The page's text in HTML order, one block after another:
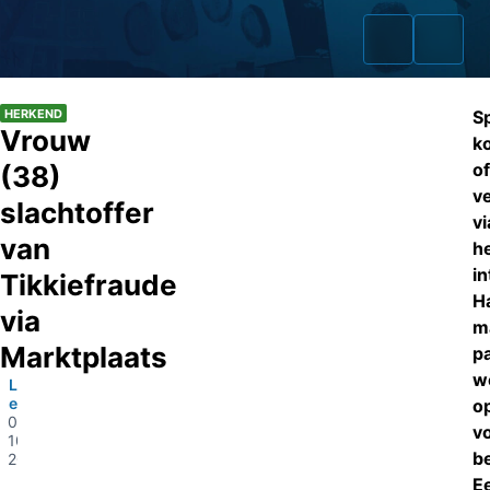
Home
Fraudeurs
Opsporingslijst
HERKEND
Vrouw
(38)
slachtoffer
van
Tikkiefraude
via
Marktplaats
Leeuwarden
en Zwolle
08-
10-
2019
of